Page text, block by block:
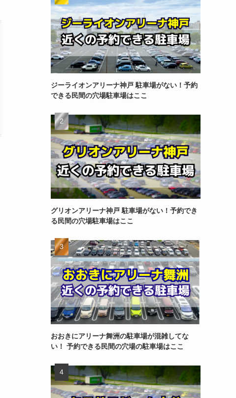
ジーライオンアリーナ神戸 駐車場がない！予約
できる民間の穴場駐車場はここ
グリオンアリーナ神戸 駐車場がない！予約でき
る民間の穴場駐車場はここ
おおきにアリーナ舞洲の駐車場が混雑してな
い！ 予約できる民間の穴場の駐車場はここ